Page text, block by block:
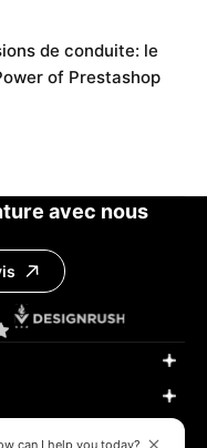
de conduite: le
of Prestashop
avec nous
can I help you today?